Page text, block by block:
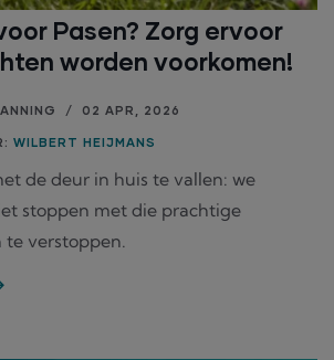
Pasen? Zorg ervoor
worden voorkomen!
/ 02 APR, 2026
WILBERT HEIJMANS
de deur in huis te vallen: we
stoppen met die prachtige
verstoppen.